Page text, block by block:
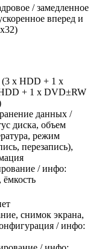
/ замедленное
вперед и
(3 х HDD + 1 x
+ 1 x DVD±RW
данных /
диска, объем
режим
перезапись),
/ инфо:
ёмкость
снимок экрана,
/ инфо: